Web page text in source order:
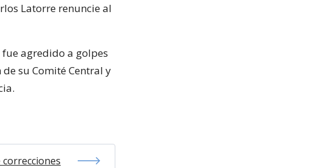
Latorre renuncie al
agredido a golpes
su Comité Central y